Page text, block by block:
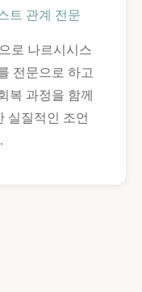
트 관계 전문
로 나르시시스
전문으로 하고
복 과정을 함께
실질적인 조언